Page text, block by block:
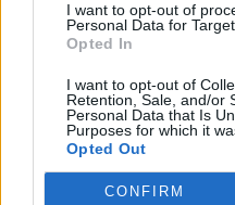
I want to opt-out of
Personal Data for
Opted In
I want to opt-out of
Retention, Sale, and/or
Personal Data that Is
Purposes for which it
Opted Out
CONFIRM
από τη δεκαετία του 1960
Συναγερμός ανοιχτά του
καύσιμα
09:20
Άγρια δολοφονία
χωρίσει και την στραγγάλισε